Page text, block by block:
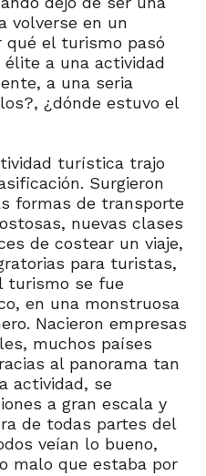
volverse en un
qué el turismo pasó
a una actividad
a una seria
¿dónde estuvo el
turística trajo
Surgieron
formas de transporte
nuevas clases
de costear un viaje,
para turistas,
turismo se fue
en una monstruosa
Nacieron empresas
muchos países
al panorama tan
actividad, se
a gran escala y
de todas partes del
veían lo bueno,
malo que estaba por